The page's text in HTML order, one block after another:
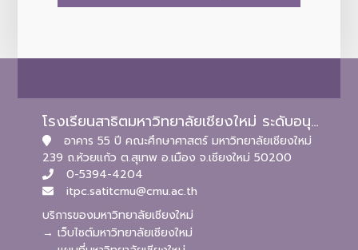
โรงเรียนสาธิตมหาวิทยาลัยเชียงใหม่ ระดับอนุบาลและประถมศึกษา
อาคาร 55 ปี คณะศึกษาศาสตร์ มหาวิทยาลัยเชียงใหม่
239 ถ.ห้วยแก้ว ต.สุเทพ อ.เมือง จ.เชียงใหม่ 50200
0-5394-4204
itpc.satitcmu@cmu.ac.th
บริการของมหาวิทยาลัยเชียงใหม่
→ เว็บไซต์มหาวิทยาลัยเชียงใหม่